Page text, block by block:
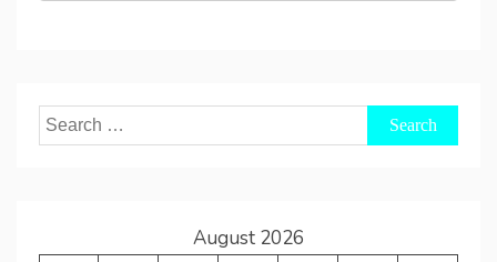
Search
for:
August 2026